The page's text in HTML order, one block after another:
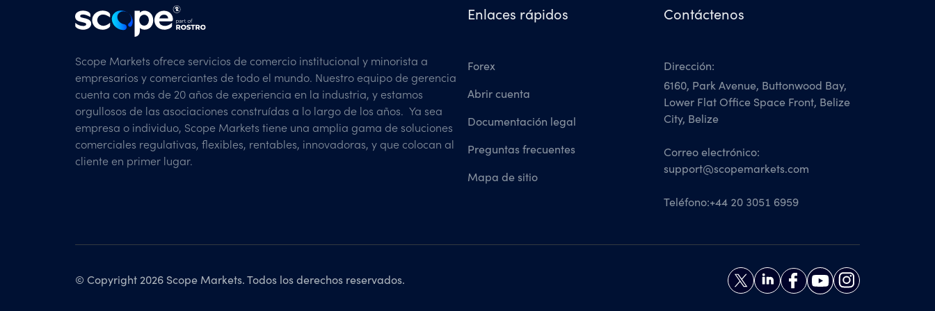
Scope Markets ofrece servicios de comercio institucional y minorista a
empresarios y comerciantes de todo el mundo. Nuestro equipo de gerencia
cuenta con más de 20 años de experiencia en la industria, y estamos
orgullosos de las asociaciones construídas a lo largo de los años. Ya sea
empresa o individuo, Scope Markets tiene una amplia gama de soluciones
comerciales regulativas, flexibles, rentables, innovadoras, y que colocan al
cliente en primer lugar.
Enlaces rápidos
Forex
Abrir cuenta
Documentación legal
Preguntas frecuentes
Mapa de sitio
Contáctenos
Dirección:
6160, Park Avenue, Buttonwood Bay,
Lower Flat Office Space Front, Belize
City, Belize
Correo electrónico:
support@scopemarkets.com
Teléfono:+44 20 3051 6959
© Copyright 2026 Scope Markets. Todos los derechos reservados.